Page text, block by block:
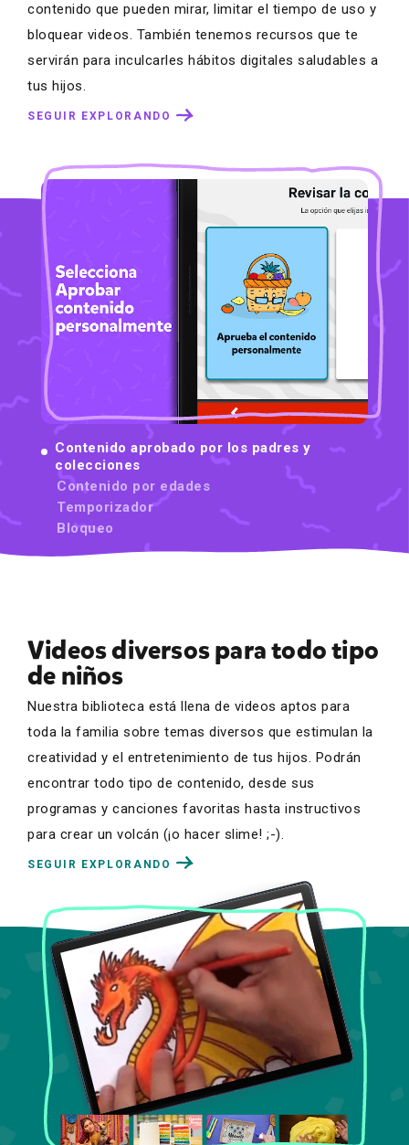
contenido que pueden mirar, limitar el tiempo de uso y
bloquear videos. También tenemos recursos que te
servirán para inculcarles hábitos digitales saludables a
tus hijos.
SEGUIR EXPLORANDO
Contenido aprobado por los padres y
colecciones
Contenido por edades
Temporizador
Bloqueo
Videos diversos para todo tipo
de niños
Nuestra biblioteca está llena de videos aptos para
toda la familia sobre temas diversos que estimulan la
creatividad y el entretenimiento de tus hijos. Podrán
encontrar todo tipo de contenido, desde sus
programas y canciones favoritas hasta instructivos
para crear un volcán (¡o hacer slime! ;-).
SEGUIR EXPLORANDO